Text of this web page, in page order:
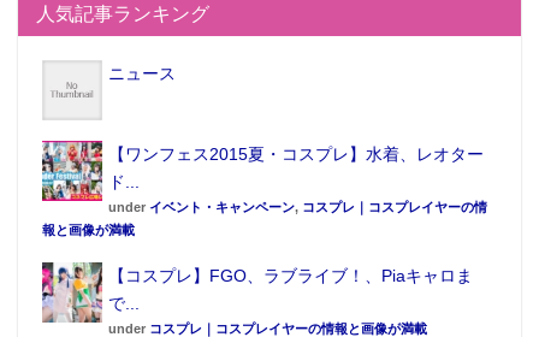
人気記事ランキング
ニュース
【ワンフェス2015夏・コスプレ】水着、レオター
ド...
under イベント・キャンペーン, コスプレ｜コスプレイヤーの情
報と画像が満載
【コスプレ】FGO、ラブライブ！、Piaキャロま
で...
under コスプレ｜コスプレイヤーの情報と画像が満載